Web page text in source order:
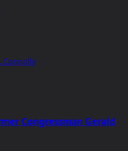
Connolly
Congressman Gerald